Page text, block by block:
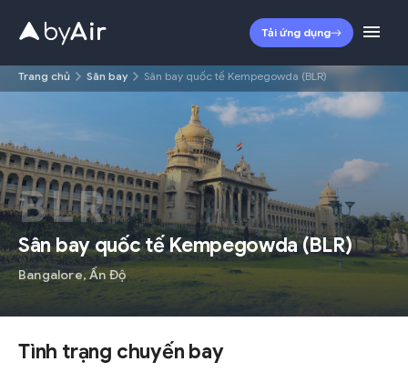
Tải ứng dụng
Trang chủ Sân bay Sân bay quốc tế Kempegowda (BLR)
BLR
Sân bay quốc tế Kempegowda(BLR)
Bangalore,Ấn Độ
Tình trạng chuyến bay